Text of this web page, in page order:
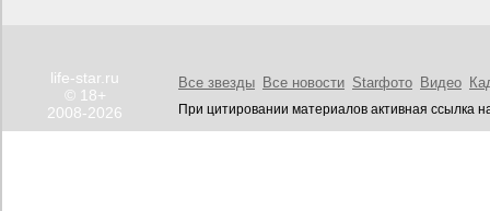
life-star.ru
© 18+
2008-2026
Все звезды Все новости Starфото Видео
При цитировании материалов активная ссылка